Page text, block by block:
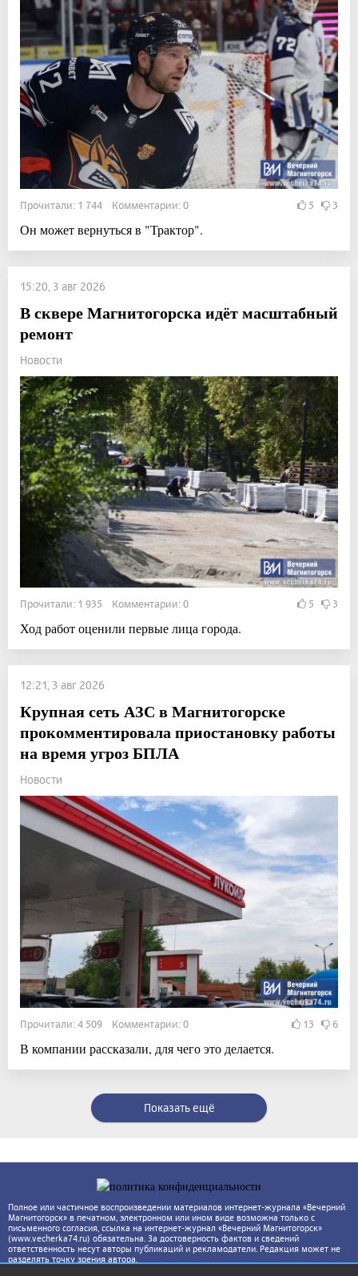
Прочитали: 1 744 Комментарии: 0 5 3
Он может вернуться в "Трактор".
15:20, 3 авг 2026
В сквере Магнитогорска идёт масштабный
ремонт
Новости
Прочитали: 1 935 Комментарии: 0 5 3
Ход работ оценили первые лица города.
12:21, 3 авг 2026
Крупная сеть АЗС в Магнитогорске
прокомментировала приостановку работы
на время угроз БПЛА
Новости
Прочитали: 4 509 Комментарии: 0 13 6
В компании рассказали, для чего это делается.
Показать ещё
Полное или частичное воспроизведении материалов интернет-журнала «Вечерний
Магнитогорск» в печатном, электронном или ином виде возможна только с
письменного согласия, ссылка на интернет-журнал «Вечерний Магнитогорск»
(www.vecherka74.ru) обязательна. За достоверность фактов и сведений
ответственность несут авторы публикаций и рекламодатели. Редакция может не
разделять точку зрения автора.